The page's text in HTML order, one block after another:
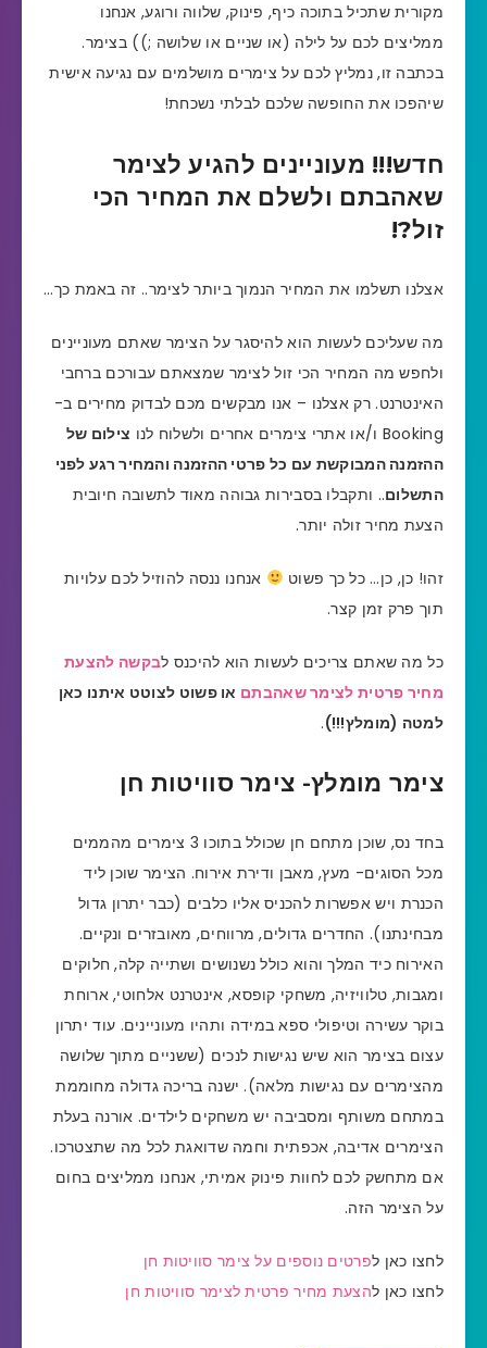
מקורית שתכיל בתוכה כיף, פינוק, שלווה ורוגע, אנחנו
ממליצים לכם על לילה (או שניים או שלושה ;)) בצימר.
בכתבה זו, נמליץ לכם על צימרים מושלמים עם נגיעה אישית
שיהפכו את החופשה שלכם לבלתי נשכחת!
חדש!!! מעוניינים להגיע לצימר
שאהבתם ולשלם את המחיר הכי
זול?!
אצלנו תשלמו את המחיר הנמוך ביותר לצימר.. זה באמת כך…
מה שעליכם לעשות הוא להיסגר על הצימר שאתם מעוניינים
ולחפש מה המחיר הכי זול לצימר שמצאתם עבורכם ברחבי
האינטרנט. רק אצלנו – אנו מבקשים מכם לבדוק מחירים ב-
Booking ו/או אתרי צימרים אחרים ולשלוח לנו
צילום של
ההזמנה המבוקשת עם כל פרטי ההזמנה והמחיר רגע לפני
התשלום.. ותקבלו בסבירות גבוהה מאוד לתשובה חיובית
הצעת מחיר זולה יותר.
זהו! כן, כן… כל כך פשוט
אנחנו ננסה להוזיל לכם עלויות
תוך פרק זמן קצר.
כל מה שאתם צריכים לעשות הוא להיכנס לבקשה להצעת
מחיר פרטית לצימר שאהבתם או פשוט לצוטט איתנו כאן
למטה (מומלץ!!!).
צימר מומלץ- צימר סוויטות חן
בחד נס, שוכן מתחם חן שכולל בתוכו 3 צימרים מהממים
מכל הסוגים- מעץ, מאבן ודירת אירוח. הצימר שוכן ליד
הכנרת ויש אפשרות להכניס אליו כלבים (כבר יתרון גדול
מבחינתנו). החדרים גדולים, מרווחים, מאובזרים ונקיים.
האירוח כיד המלך והוא כולל נשנושים ושתייה קלה, חלוקים
ומגבות, טלוויזיה, משחקי קופסא, אינטרנט אלחוטי, ארוחת
בוקר עשירה וטיפולי ספא במידה ותהיו מעוניינים. עוד יתרון
עצום בצימר הוא שיש נגישות לנכים (ששניים מתוך שלושה
מהצימרים עם נגישות מלאה). ישנה בריכה גדולה מחוממת
במתחם משותף ומסביבה יש משחקים לילדים. אורנה בעלת
הצימרים אדיבה, אכפתית וחמה שדואגת לכל מה שתצטרכו.
אם מתחשק לכם לחוות פינוק אמיתי, אנחנו ממליצים בחום
על הצימר הזה.
לחצו כאן לפרטים נוספים על צימר סוויטות חן
לחצו כאן להצעת מחיר פרטית לצימר סוויטות חן